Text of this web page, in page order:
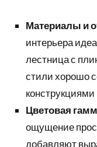
Материалы и
интерьера
лестница с
стили хорошо
Цветовая
ощущение
добавляют